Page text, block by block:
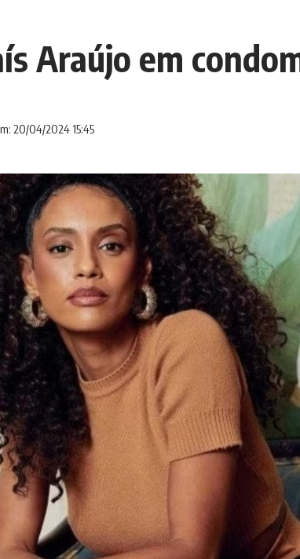
Araújo em
20/04/2024 15:45